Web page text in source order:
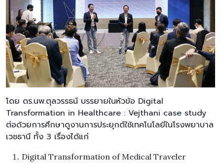
โดย ดร.นพ.ตุลวรรธน์ บรรยายในหัวข้อ Digital
Transformation in Healthcare : Vejthani case study
ต่อด้วยการศึกษาดูงานการประยุกต์ใช้เทคโนโลยีในโรงพยาบาล
เวชธานี ทั้ง 3 เรื่องได้แก่
Digital Transformation of Medical Traveler